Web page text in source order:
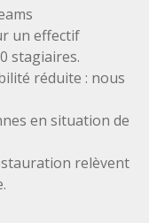
un effectif
stagiaires.
réduite : nous
en situation de
relèvent